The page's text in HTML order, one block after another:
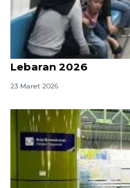
113.630 penumpang
Lebaran 2026
23 Maret 2026